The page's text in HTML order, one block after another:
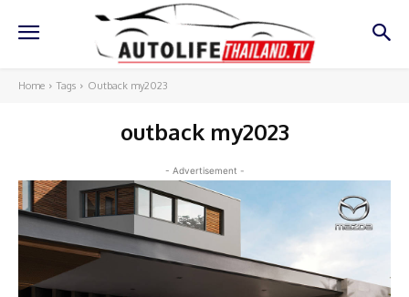
Home Tags Outback my2023
outback my2023
- Advertisement -